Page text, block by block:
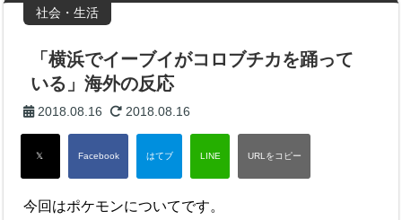
社会・生活
「横浜でイーブイがコロブチカを踊って
いる」海外の反応
2018.08.16 2018.08.16
今回はポケモンについてです。